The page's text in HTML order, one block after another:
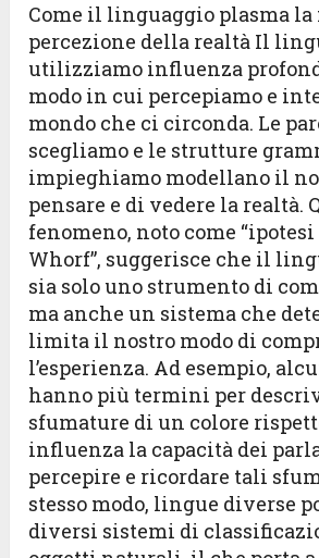
Come il linguaggio plasma la
percezione della realtà Il
utilizziamo influenza
modo in cui percepiamo e
mondo che ci circonda. Le
scegliamo e le strutture
impieghiamo modellano il
pensare e di vedere la realtà.
fenomeno, noto come
Whorf”, suggerisce che il
sia solo uno strumento di
ma anche un sistema che
limita il nostro modo di
l’esperienza. Ad esempio,
hanno più termini per
sfumature di un colore
influenza la capacità dei
percepire e ricordare tali
stesso modo, lingue diverse
diversi sistemi di